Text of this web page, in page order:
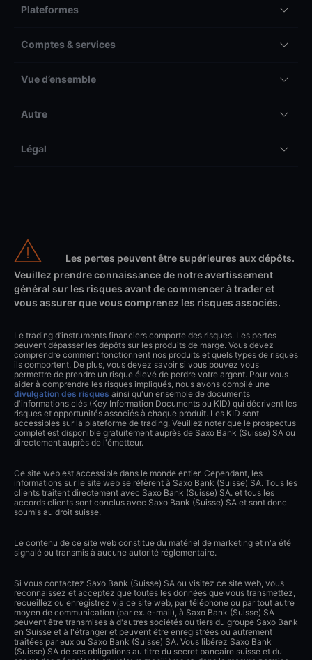
Plateformes
Comptes & services
Vue d’ensemble
Autre
Légal
Les pertes peuvent être supérieures aux dépôts.
Veuillez prendre connaissance de notre avertissement
général sur les risques avant de commencer à trader et
vous assurer que vous comprenez les risques associés.
Le trading d’instruments financiers comporte des risques. Les pertes
peuvent dépasser les dépôts sur les produits de marge. Vous devez
comprendre comment fonctionnent nos produits et quels types de risques
ils comportent. De plus, vous devez savoir si vous pouvez vous
permettre de prendre un risque élevé de perdre votre argent. Pour vous
aider à comprendre les risques impliqués, nous avons compilé une
divulgation des risques ainsi qu'un ensemble de documents
d'informations clés (Key Information Documents ou KID) qui décrivent les
risques et opportunités associés à chaque produit. Les KID sont
accessibles sur la plateforme de trading. Veuillez noter que le prospectus
complet est disponible gratuitement auprès de Saxo Bank (Suisse) SA ou
directement auprès de l'émetteur.
Ce site web est accessible dans le monde entier. Cependant, les
informations sur le site web se réfèrent à Saxo Bank (Suisse) SA. Tous les
clients traitent directement avec Saxo Bank (Suisse) SA. et tous les
accords clients sont conclus avec Saxo Bank (Suisse) SA et sont donc
soumis au droit suisse.
Le contenu de ce site web constitue du matériel de marketing et n'a été
signalé ou transmis à aucune autorité réglementaire.
Si vous contactez Saxo Bank (Suisse) SA ou visitez ce site web, vous
reconnaissez et acceptez que toutes les données que vous transmettez,
recueillez ou enregistrez via ce site web, par téléphone ou par tout autre
moyen de communication (par ex. e-mail), à Saxo Bank (Suisse) SA
peuvent être transmises à d'autres sociétés ou tiers du groupe Saxo Bank
en Suisse et à l'étranger et peuvent être enregistrées ou autrement
traitées par eux ou Saxo Bank (Suisse) SA. Vous libérez Saxo Bank
(Suisse) SA de ses obligations au titre du secret bancaire suisse et du